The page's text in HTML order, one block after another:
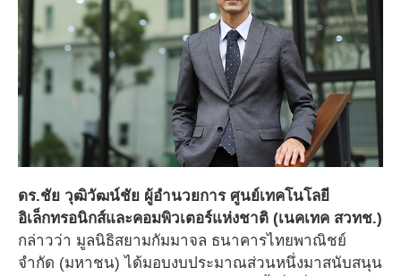
ดร.ชัย วุฒิวัฒน์ชัย ผู้อำนวยการ ศูนย์เทคโนโลยี
อิเล็กทรอนิกส์และคอมพิวเตอร์แห่งชาติ (เนคเทค สวทช.)
กล่าวว่า มูลนิธิสยามกัมมาจล ธนาคารไทยพาณิชย์
จำกัด (มหาชน) ได้มอบงบประมาณส่วนหนึ่งมาสนับสนุน